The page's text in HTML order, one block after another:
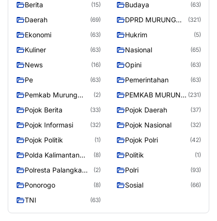
Berita (15) Budaya (63)
Daerah (69)
DPRD MURUNG
(321)
Ekonomi (63) Hukrim (5)
Kuliner (63) Nasional (65)
News (16) Opini (63)
Pe (63) Pemerintahan (63)
Pemkab Murung
(2)
PEMKAB MURUNG (231)
Pojok Berita (33) Pojok Daerah (37)
Pojok Informasi (32) Pojok Nasional (32)
Pojok Politik (1) Pojok Polri (42)
Polda Kalimantan
(8) Politik (1)
Polresta Palangka
(2) Polri (93)
Ponorogo (8) Sosial (66)
TNI (63)